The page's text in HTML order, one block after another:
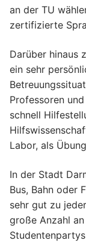
an der TU
zertifizierte
Darüber hinaus
ein sehr
Professoren
schnell
Labor, als
In der Stadt
Bus, Bahn oder
sehr gut zu
große Anzahl